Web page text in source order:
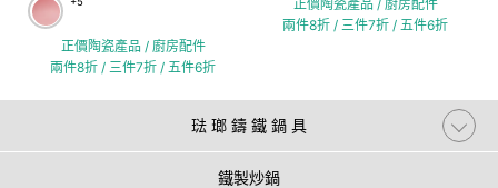
正價陶瓷產品 / 廚房配件
兩件8折 / 三件7折 / 五件6折
正價陶瓷產品 / 廚房配件
兩件8折 / 三件7折 / 五件6折
琺 瑯 鑄 鐵 鍋 具
鐵製炒鍋